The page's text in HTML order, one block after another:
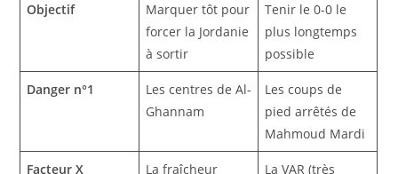
Objectif
Marquer tôt pour
forcer la Jordanie
à sortir
Tenir le 0-0 le
plus longtemps
possible
Danger n°1
Les centres de Al-
Ghannam
Les coups de
pied arrêtés de
Mahmoud Mardi
Facteur X
La fraîcheur
La VAR (très